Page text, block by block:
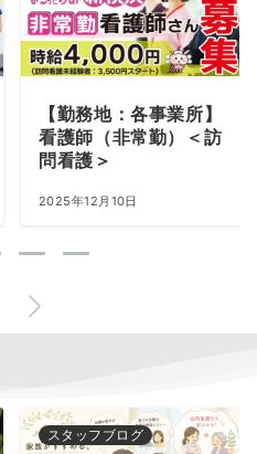
【勤務地：各事業所】
看護師（非常勤）＜訪
問看護＞
2025年12月10日
スタッフブログ